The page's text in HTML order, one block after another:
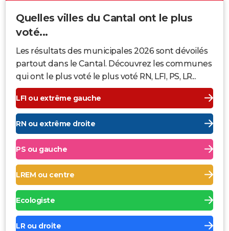
Quelles villes du Cantal ont le plus
voté...
Les résultats des municipales 2026 sont dévoilés
partout dans le Cantal. Découvrez les communes
qui ont le plus voté le plus voté RN, LFI, PS, LR...
LFI ou extrême gauche
RN ou extrême droite
PS ou gauche
LREM ou centre
Ecologiste
LR ou droite